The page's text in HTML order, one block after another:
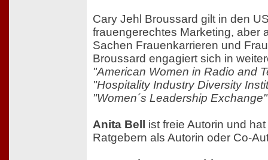
Cary Jehl Broussard gilt in den
frauengerechtes Marketing, aber
Sachen Frauenkarrieren und
Broussard engagiert sich in
"American Women in Radio and
"Hospitality Industry Diversity
"Women´s Leadership Exchange"
Anita Bell
ist freie Autorin und
Ratgebern als Autorin oder Co-